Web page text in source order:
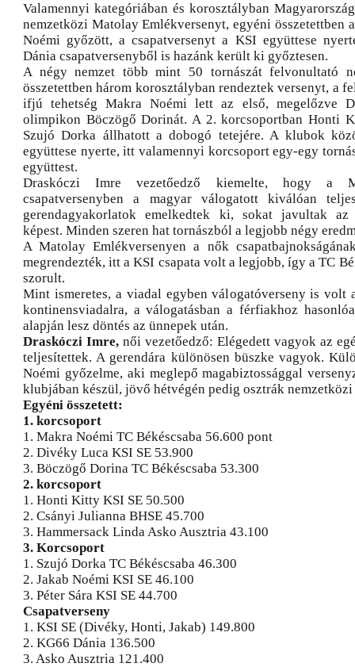
Valamennyi kategóriában és korosztályban
nemzetközi Matolay Emlékversenyt, egyéni összetettben
Noémi győzött, a csapatversenyt a KSI együttese
Dánia csapatversenyből is hazánk került ki győztesen.
A négy nemzet több mint 50 tornászát felvonultató
összetettben három korosztályban rendeztek versenyt, a
ifjú tehetség Makra Noémi lett az első, megelőzve
olimpikon Böczögő Dorinát. A 2. korcsoportban Honti
Szujó Dorka állhatott a dobogó tetejére. A klubok
együttese nyerte, itt valamennyi korcsoport egy-egy
együttest.
Draskóczi Imre vezetőedző kiemelte, hogy a
csapatversenyben a magyar válogatott kiválóan
gerendagyakorlatok emelkedtek ki, sokat javultak
képest. Minden szeren hat tornászból a legjobb négy
A Matolay Emlékversenyen a nők
megrendezték, itt a KSI csapata volt a legjobb, így a TC
szorult.
Mint ismeretes, a viadal egyben válogatóverseny is volt
kontinensviadalra, a válogatásban a férfiakhoz
alapján lesz döntés az ünnepek után.
Draskóczi Imre, női vezetőedző: Elégedett vagyok az
teljesítettek. A gerendára különösen büszke vagyok.
Noémi győzelme, aki meglepő magabiztossággal
klubjában készül, jövő hétvégén pedig osztrák
Egyéni összetett:
1. korcsoport
1. Makra Noémi TC Békéscsaba 56.600 pont
2. Divéky Luca KSI SE 53.900
3. Böczögő Dorina TC Békéscsaba 53.300
2. korcsoport
1. Honti Kitty KSI SE 50.500
2. Csányi Julianna BHSE 45.700
3. Hammersack Linda Asko Ausztria 43.100
3. Korcsoport
1. Szujó Dorka TC Békéscsaba 46.300
2. Jakab Noémi KSI SE 46.100
3. Péter Sára KSI SE 44.700
Csapatverseny
1. KSI SE (Divéky, Honti, Jakab) 149.800
2. KG66 Dánia 136.500
3. Asko Ausztria 121.400